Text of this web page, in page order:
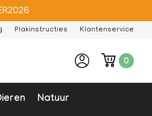
Plakinstructies Klantenservice
0
Natuur